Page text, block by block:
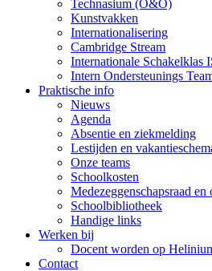
Technasium (O&O)
Kunstvakken
Internationalisering
Cambridge Stream
Internationale Schakelklas
Intern Ondersteunings
Praktische info
Nieuws
Agenda
Absentie en ziekmelding
Lestijden en
Onze teams
Schoolkosten
Medezeggenschapsraad en
Schoolbibliotheek
Handige links
Werken bij
Docent worden op
Contact